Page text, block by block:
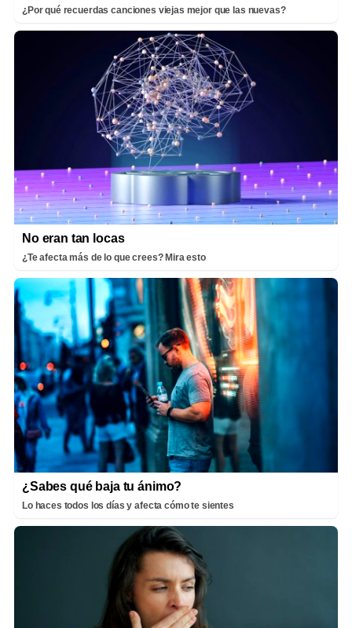
¿Por qué recuerdas canciones viejas mejor que las nuevas?
No eran tan locas
¿Te afecta más de lo que crees? Mira esto
¿Sabes qué baja tu ánimo?
Lo haces todos los días y afecta cómo te sientes